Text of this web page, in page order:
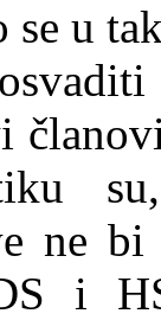
se u
ne
i